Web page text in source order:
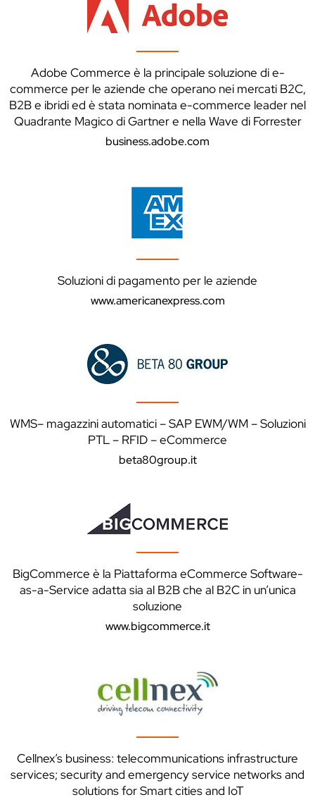
Adobe Commerce è la principale soluzione di e-
commerce per le aziende che operano nei mercati B2C,
B2B e ibridi ed è stata nominata e-commerce leader nel
Quadrante Magico di Gartner e nella Wave di Forrester
business.adobe.com
Soluzioni di pagamento per le aziende
www.americanexpress.com
WMS– magazzini automatici – SAP EWM/WM – Soluzioni
PTL – RFID – eCommerce
beta80group.it
BigCommerce è la Piattaforma eCommerce Software-
as-a-Service adatta sia al B2B che al B2C in un’unica
soluzione
www.bigcommerce.it
Cellnex’s business: telecommunications infrastructure
services; security and emergency service networks and
solutions for Smart cities and IoT